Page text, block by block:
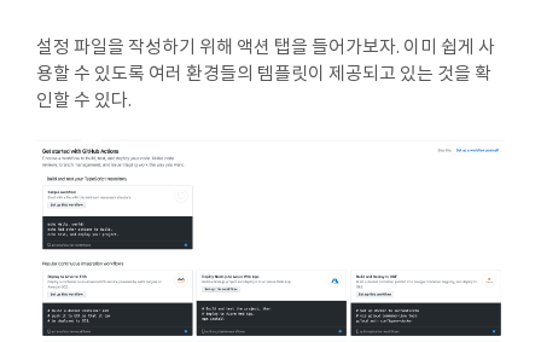
설정 파일을 작성하기 위해 액션 탭을 들어가보자. 이미 쉽게 사
용할 수 있도록 여러 환경들의 템플릿이 제공되고 있는 것을 확
인할 수 있다.